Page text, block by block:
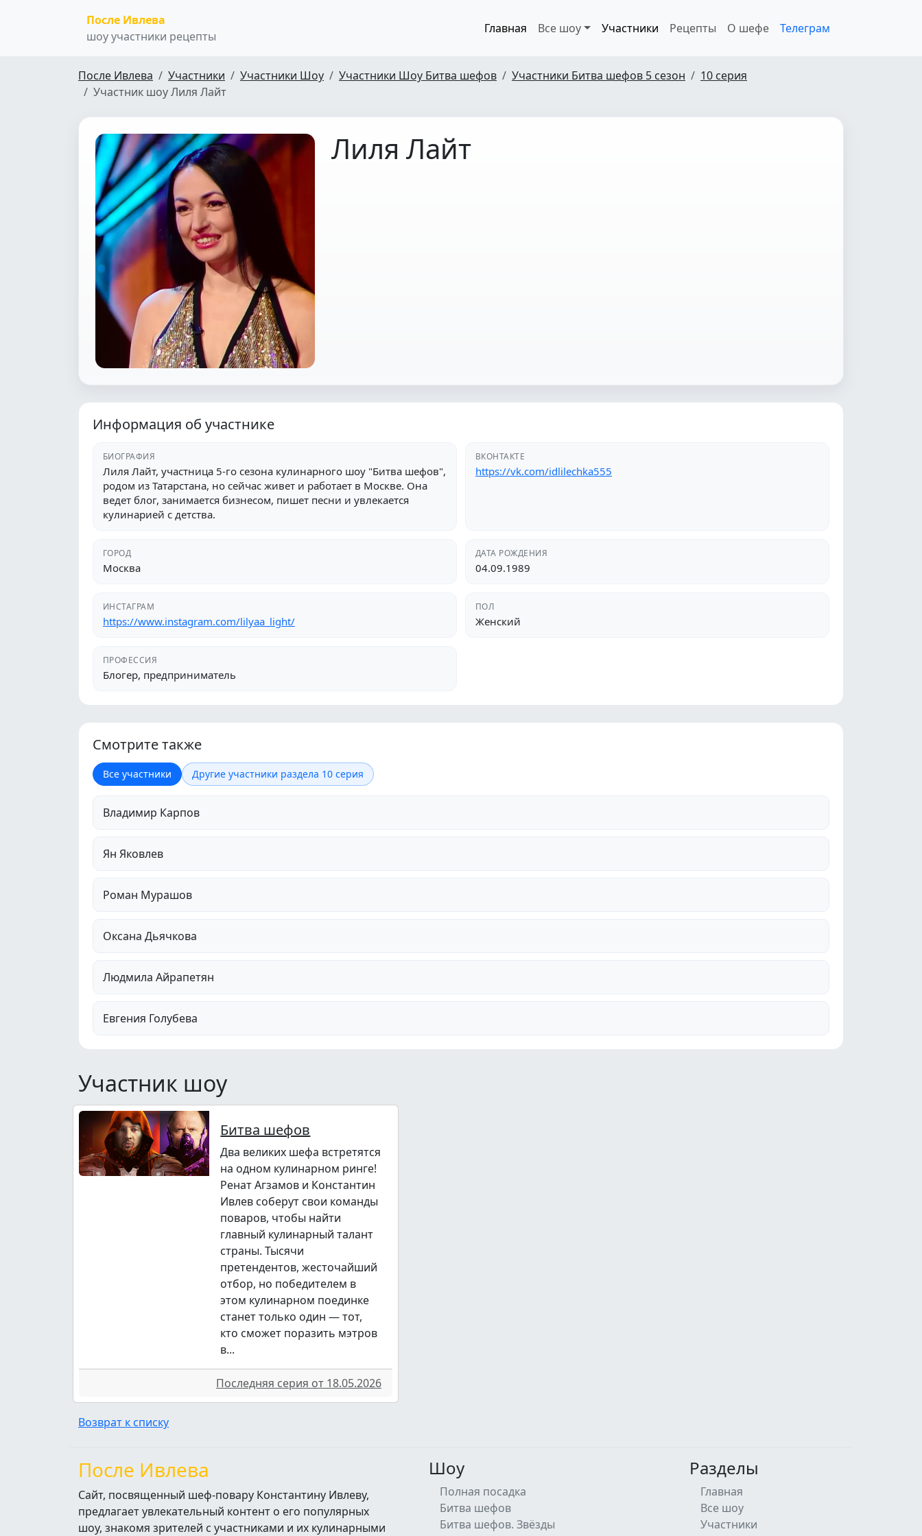
После Ивлева
шоу участники рецепты
Главная Все шоу Участники Рецепты О шефе Телеграм
После Ивлева Участники Участники Шоу Участники Шоу Битва шефов Участники Битва шефов 5 сезон
10 серия
Участник шоу Лиля Лайт
Лиля Лайт
Информация об участнике
БИОГРАФИЯ
Лиля Лайт, участница 5-го сезона кулинарного шоу "Битва шефов",
родом из Татарстана, но сейчас живет и работает в Москве. Она
ведет блог, занимается бизнесом, пишет песни и увлекается
кулинарией с детства.
ВКОНТАКТЕ
https://vk.com/idlilechka555
ГОРОД
Москва
ДАТА РОЖДЕНИЯ
04.09.1989
ИНСТАГРАМ
https://www.instagram.com/lilyaa_light/
ПОЛ
Женский
ПРОФЕССИЯ
Блогер, предприниматель
Смотрите также
Все участники Другие участники раздела 10 серия
Владимир Карпов
Ян Яковлев
Роман Мурашов
Оксана Дьячкова
Людмила Айрапетян
Евгения Голубева
Участник шоу
Битва шефов
Два великих шефа встретятся
на одном кулинарном ринге!
Ренат Агзамов и Константин
Ивлев соберут свои команды
поваров, чтобы найти
главный кулинарный талант
страны. Тысячи
претендентов, жесточайший
отбор, но победителем в
этом кулинарном поединке
станет только один — тот,
кто сможет поразить мэтров
в...
Последняя серия от 18.05.2026
Возврат к списку
После Ивлева
Сайт, посвященный шеф-повару Константину Ивлеву,
предлагает увлекательный контент о его популярных
шоу, знакомя зрителей с участниками и их кулинарными
Шоу
Полная посадка
Битва шефов
Битва шефов. Звёзды
Разделы
Главная
Все шоу
Участники